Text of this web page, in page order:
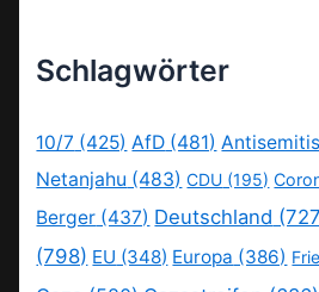
Schlagwörter
10/7 (425) AfD (481)
Netanjahu (483) CDU (195)
Berger (437) Deutschland
(798) EU (348) Europa (386)